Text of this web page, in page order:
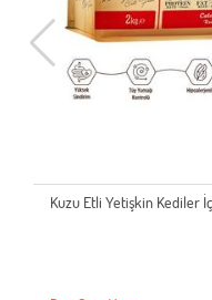
İkili Paketi